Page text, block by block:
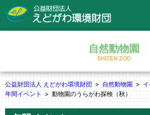
自然動物園
SHIZEN ZOO
公益財団法人 えどがわ環境財団 自然動物園
年間イベント
動物園のうらがわ探検（秋）